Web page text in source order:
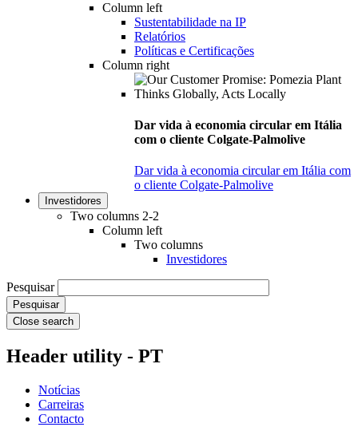
Column left
Sustentabilidade na IP
Relatórios
Políticas e Certificações
Column right
Dar vida à economia circular em Itália
com o cliente Colgate-Palmolive
Dar vida à economia circular em Itália com
o cliente Colgate-Palmolive
Investidores
Two columns 2-2
Column left
Two columns
Investidores
Pesquisar
Close search
Header utility - PT
Notícias
Carreiras
Contacto